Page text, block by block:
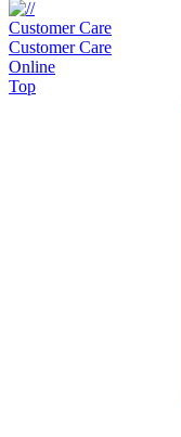
Customer Care
Customer Care
Online
Top